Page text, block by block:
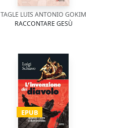
TAGLE LUIS ANTONIO GOKIM
RACCONTARE GESÙ
EPUB